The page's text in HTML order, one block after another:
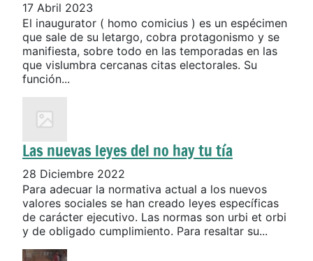
17 Abril 2023
El inaugurator ( homo comicius ) es un espécimen
que sale de su letargo, cobra protagonismo y se
manifiesta, sobre todo en las temporadas en las
que vislumbra cercanas citas electorales. Su
función...
Las nuevas leyes del no hay tu tía
28 Diciembre 2022
Para adecuar la normativa actual a los nuevos
valores sociales se han creado leyes específicas
de carácter ejecutivo. Las normas son urbi et orbi
y de obligado cumplimiento. Para resaltar su...